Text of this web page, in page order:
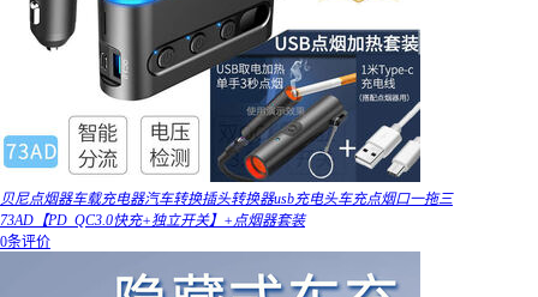
贝尼点烟器车载充电器汽车转换插头转换器usb充电头车充点烟口一拖三
73AD【PD_QC3.0快充+独立开关】+点烟器套装
0条评价